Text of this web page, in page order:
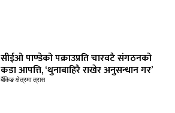
सीईओ पाण्डेको पक्राउप्रति चारवटै संगठनको
कडा आपत्ति, ‘थुनाबाहिरै राखेर अनुसन्धान गर’
बैंकिङ क्षेत्रमा त्रास